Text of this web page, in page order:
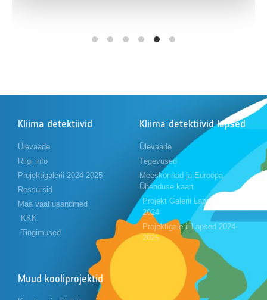
Kliima detektiivid
Ülevaade
Riigi info
Projektigalerii 2024-2025
Ressursid
Maa vaatlusandmed
KKK
Tingimused
Kliima detektiivid lapsed
Ülevaade
Tegevused
Meeskonnad ja Euroopa
Ühenduse kaart
Projekt Galerii Lapsed 2023-
2024
Projektigalerii Lapsed 2024-
2025
Muud kooliprojektid